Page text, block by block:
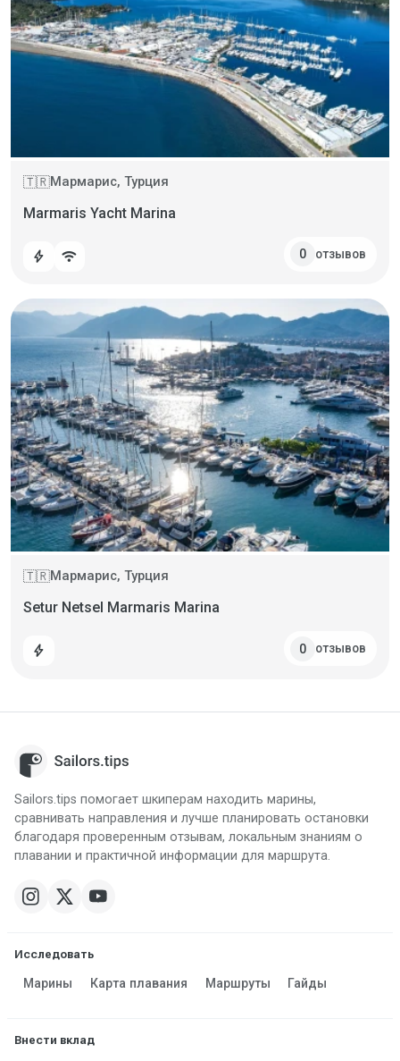
🇹🇷Мармарис, Турция
Marmaris Yacht Marina
bolt wifi 0 отзывов
🇹🇷Мармарис, Турция
Setur Netsel Marmaris Marina
bolt 0 отзывов
Sailors.tips помогает шкиперам находить марины,
сравнивать направления и лучше планировать остановки
благодаря проверенным отзывам, локальным знаниям о
плавании и практичной информации для маршрута.
Исследовать
Марины Карта плавания Маршруты Гайды
Внести вклад